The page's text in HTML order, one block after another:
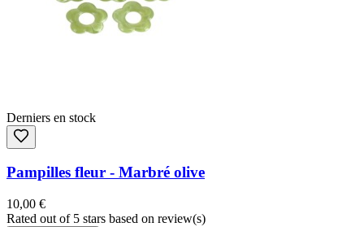
Derniers en stock
Pampilles fleur - Marbré olive
10,00 €
Rated out of 5 stars based on review(s)